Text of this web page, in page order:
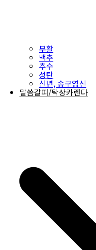
부활
맥추
추수
성탄
신년, 송구영신
말씀갈피/탁상카렌다